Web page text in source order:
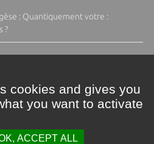
: Quantiquement votre :
?
cookies and gives you
you want to activate
ACCEPT ALL